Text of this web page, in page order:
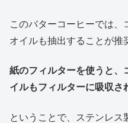
このバターコーヒーでは、
オイルも抽出することが推
紙のフィルターを使うと、
イルもフィルターに吸収さ
ということで、ステンレス